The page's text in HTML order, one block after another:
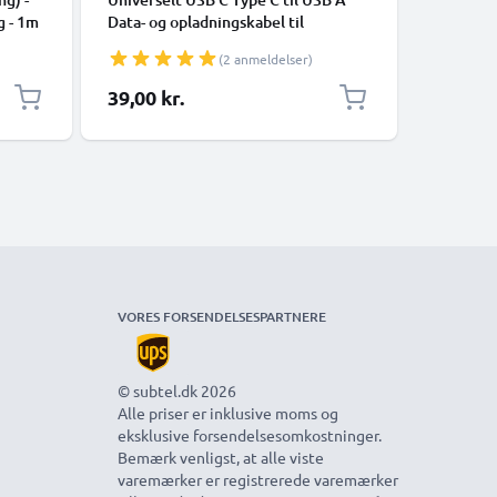
- 1m
Data- og opladningskabel til
højttalere - 3A Hurtig dataoverførsel
1m Nylon Opladerkabel - Sort
(2 anmeldelser)
39,00 kr.
VORES FORSENDELSESPARTNERE
© subtel.dk 2026
Alle priser er inklusive moms og
eksklusive forsendelsesomkostninger.
Bemærk venligst, at alle viste
varemærker er registrerede varemærker